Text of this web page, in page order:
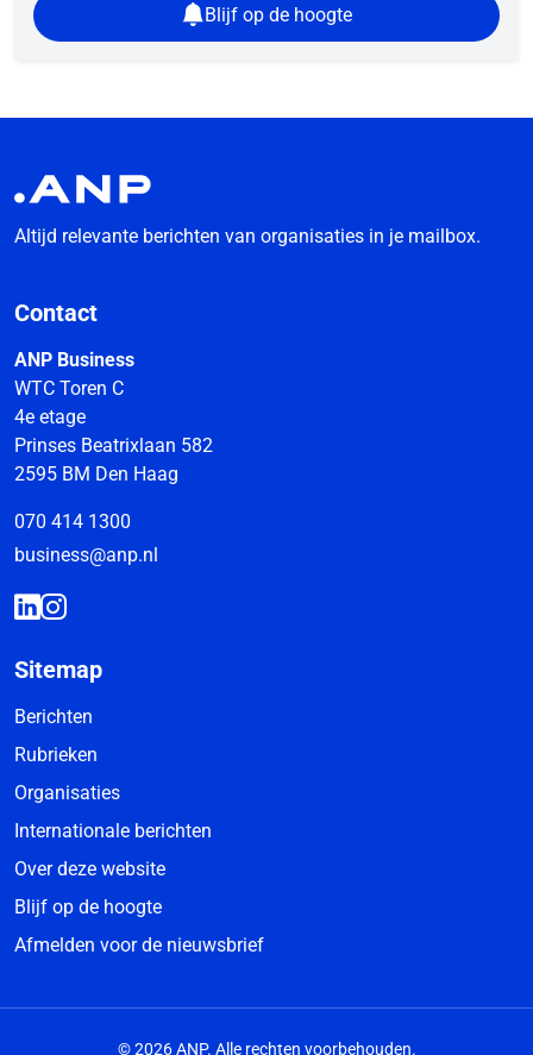
Blijf op de hoogte
Altijd relevante berichten van organisaties in je mailbox.
Contact
ANP Business
WTC Toren C
4e etage
Prinses Beatrixlaan 582
2595 BM Den Haag
070 414 1300
business@anp.nl
Sitemap
Berichten
Rubrieken
Organisaties
Internationale berichten
Over deze website
Blijf op de hoogte
Afmelden voor de nieuwsbrief
© 2026 ANP. Alle rechten voorbehouden.